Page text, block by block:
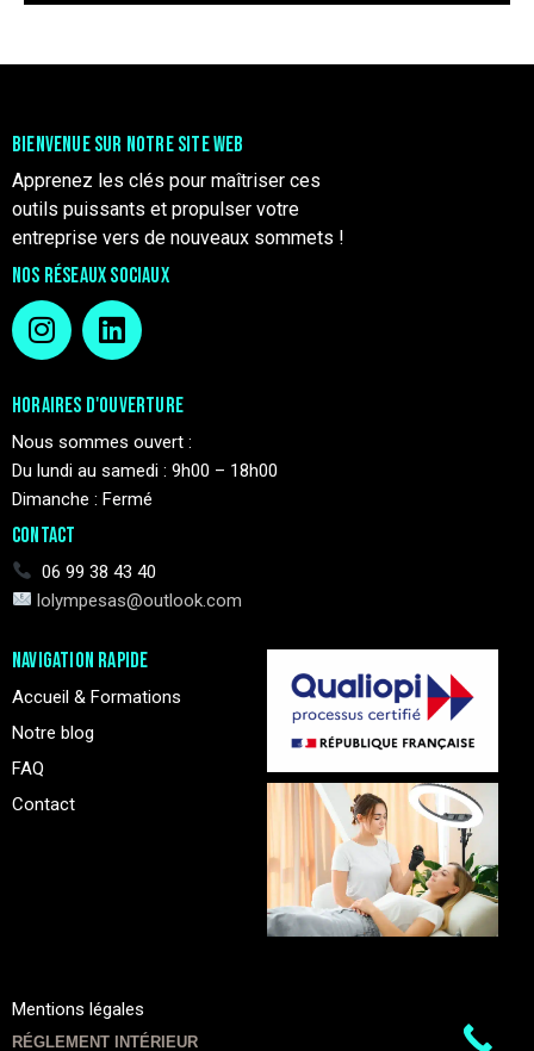
BIENVENUE SUR NOTRE SITE WEB
Apprenez les clés pour maîtriser ces
outils puissants et propulser votre
entreprise vers de nouveaux sommets !
NOS RÉSEAUX SOCIAUX
HORAIRES D'OUVERTURE
Nous sommes ouvert :
Du lundi au samedi : 9h00 – 18h00
Dimanche : Fermé
CONTACT
06 99 38 43 40
lolympesas@outlook.com
NAVIGATION RAPIDE
Accueil & Formations
Notre blog
FAQ
Contact
Mentions légales
RÉGLEMENT INTÉRIEUR